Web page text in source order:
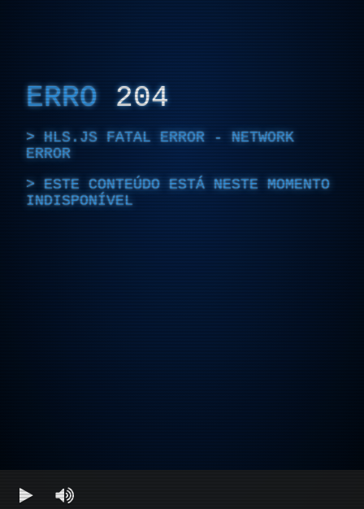
ERRO 204
HLS.JS FATAL ERROR - NETWORK
ERROR
ESTE CONTEÚDO ESTÁ NESTE MOMENTO
INDISPONÍVEL